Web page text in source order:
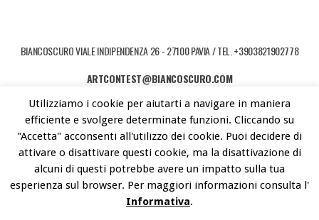
BIANCOSCURO VIALE INDIPENDENZA 26 - 27100 PAVIA / TEL. +3903821902778
ARTCONTEST@BIANCOSCURO.COM
COPYRIGHT © 2026 ART CONTEST. POWERED BY LIBEREMENTI - IDEE PER
L'ARTE CONTEMPORANEA
Utilizziamo i cookie per aiutarti a navigare in maniera
efficiente e svolgere determinate funzioni. Cliccando su
"Accetta" acconsenti all'utilizzo dei cookie. Puoi decidere di
attivare o disattivare questi cookie, ma la disattivazione di
alcuni di questi potrebbe avere un impatto sulla tua
esperienza sul browser. Per maggiori informazioni consulta l'
Informativa.